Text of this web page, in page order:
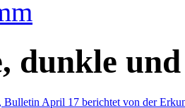
dunkle
Bulletin April 17 berichtet von der